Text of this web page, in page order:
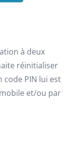
à deux
réinitialiser
code PIN lui est
et/ou par